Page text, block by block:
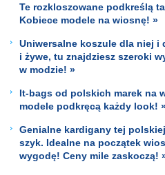
Te rozkloszowane podkreślą
Kobiece modele na wiosnę! »
Uniwersalne koszule dla niej
i żywe, tu znajdziesz szeroki
w modzie! »
It-bags od polskich marek na
modele podkręcą każdy look!
Genialne kardigany tej
szyk. Idealne na początek
wygodę! Ceny mile zaskoczą!